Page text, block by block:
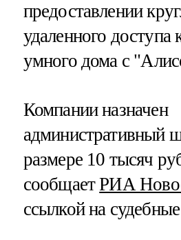
предоставлении
удаленного доступа
умного дома с
Компании назначен
административный
размере 10 тысяч
сообщаетРИА
ссылкой на